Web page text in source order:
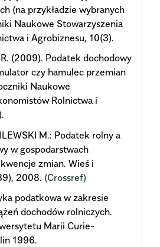
(na przykładzie wybranych
Naukowe Stowarzyszenia
i Agrobiznesu, 10(3).
(2009). Podatek dochodowy
czy hamulec przemian
Naukowe
Rolnictwa i
M.: Podatek rolny a
w gospodarstwach
zmian. Wieś i
2008. (Crossref)
podatkowa w zakresie
dochodów rolniczych.
Marii Curie-
1996.